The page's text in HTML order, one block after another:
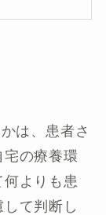
は、患者さ
の療養環
よりも患
て判断し